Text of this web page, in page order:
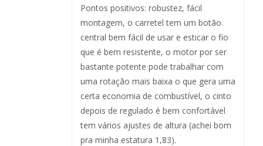
Pontos positivos: robustez, fácil
montagem, o carretel tem um botão
central bem fácil de usar e esticar o fio
que é bem resistente, o motor por ser
bastante potente pode trabalhar com
uma rotação mais baixa o que gera uma
certa economia de combustível, o cinto
depois de regulado é bem confortável
tem vários ajustes de altura (achei bom
pra minha estatura 1,83).